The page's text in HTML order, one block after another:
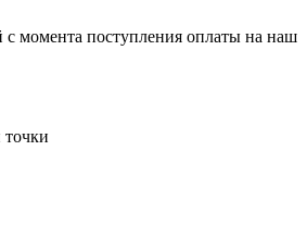
с момента поступления оплаты на наш
точки